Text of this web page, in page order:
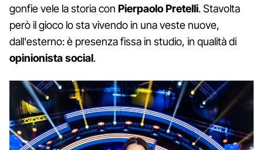
gonfie vele la storia con Pierpaolo Pretelli. Stavolta
però il gioco lo sta vivendo in una veste nuove,
dall'esterno: è presenza fissa in studio, in qualità di
opinionista social.